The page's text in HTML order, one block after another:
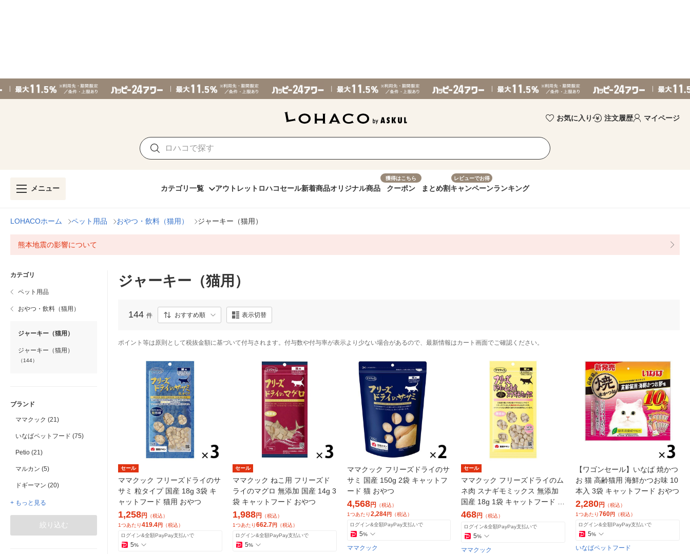
お気に入り 注文履歴 マイページ
メニュー カテゴリ一覧 アウトレット ロハコセール新着商品オリジナル商品
獲得はこちら
クーポン まとめ割
レビューでお得
キャンペーンランキング
LOHACOホーム ペット用品 おやつ・飲料（猫用） ジャーキー（猫用）
熊本地震の影響について
カテゴリ
ペット用品
おやつ・飲料（猫用）
ジャーキー（猫用）
ジャーキー（猫用）
（144）
ブランド
ママクック (21)
いなばペットフード (75)
Petio (21)
マルカン (5)
ドギーマン (20)
+ もっと見る
絞り込む
ジャーキー（猫用）
144 件 おすすめ順 表示切替
ポイント等は原則として税抜金額に基づいて付与されます。付与数や付与率が表示より少ない場合があるので、最新情報はカート画面でご確認ください。
セール
ママクック フリーズドライのサ
サミ 粒タイプ 国産 18g 3袋 キ
ャットフード 猫用 おやつ
1,258円 （税込）
1つあたり419.4円 （税込）
ログイン&全額PayPay支払いで
5%
セール
ママクック ねこ用 フリーズド
ライのマグロ 無添加 国産 14g 3
袋 キャットフード おやつ
1,988円 （税込）
1つあたり662.7 円 （税込）
ログイン&全額PayPay支払いで
5%
ママクック フリーズドライのサ
サミ 国産 150g 2袋 キャットフ
ード 猫 おやつ
4,568円 （税込）
1つあたり2,284円 （税込）
ログイン&全額PayPay支払いで
5%
ママクック
セール
ママクック フリーズドライのム
ネ肉 スナギモミックス 無添加
国産 18g 1袋 キャットフード 猫
用 おやつ
468円
（税込）
ログイン&全額PayPay支払いで
5%
ママクック
【ワゴンセール】いなば 焼かつ
お 猫 高齢猫用 海鮮かつお味 10
本入 3袋 キャットフード おやつ
2,280円
（税込）
1つあたり760円
（税込）
ログイン&全額PayPay支払いで
5%
いなばペットフード